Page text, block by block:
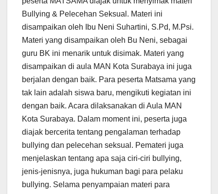
Bullying & Pelecehan Seksual. Materi ini
disampaikan oleh Ibu Neni Suhartini, S.Pd, M.Psi.
Materi yang disampaikan oleh Bu Neni, sebagai
guru BK ini menarik untuk disimak. Materi yang
disampaikan di aula MAN Kota Surabaya ini juga
berjalan dengan baik. Para peserta Matsama yang
tak lain adalah siswa baru, mengikuti kegiatan ini
dengan baik. Acara dilaksanakan di Aula MAN
Kota Surabaya. Dalam moment ini, peserta juga
diajak bercerita tentang pengalaman terhadap
bullying dan pelecehan seksual. Pemateri juga
menjelaskan tentang apa saja ciri-ciri bullying,
jenis-jenisnya, juga hukuman bagi para pelaku
bullying. Selama penyampaian materi para